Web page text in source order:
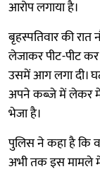
आरोप लगाया है।
बृहस्पतिवार की
लेजाकर पीट-पीट
उसमें आग लगा दी।
अपने कब्जे में लेकर
भेजा है।
पुलिस ने कहा है कि
अभी तक इस मामले में